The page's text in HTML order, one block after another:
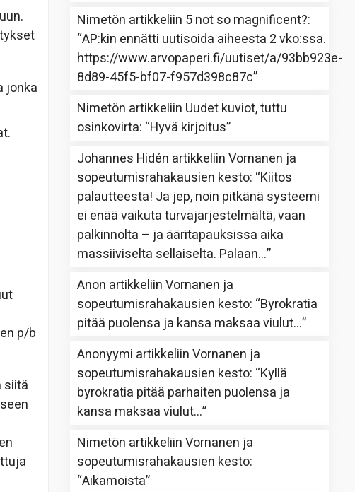
jonka
p/b
siitä
Nimetön artikkeliin 5 not so magnificent?:
“AP:kin ennätti uutisoida aiheesta 2 vko:ssa.
https://www.arvopaperi.fi/uutiset/a/93bb923e-
8d89-45f5-bf07-f957d398c87c”
Nimetön artikkeliin Uudet kuviot, tuttu
osinkovirta: “Hyvä kirjoitus”
Johannes Hidén artikkeliinVornanen ja
sopeutumisrahakausien kesto: “Kiitos
palautteesta! Ja jep, noin pitkänä systeemi
ei enää vaikuta turvajärjestelmältä, vaan
palkinnolta – ja ääritapauksissa aika
massiiviselta sellaiselta. Palaan…”
Anon artikkeliinVornanen ja
sopeutumisrahakausien kesto: “Byrokratia
pitää puolensa ja kansa maksaa viulut…”
Anonyymi artikkeliinVornanen ja
sopeutumisrahakausien kesto: “Kyllä
byrokratia pitää parhaiten puolensa ja
kansa maksaa viulut…”
Nimetön artikkeliinVornanen ja
sopeutumisrahakausien kesto:
“Aikamoista”